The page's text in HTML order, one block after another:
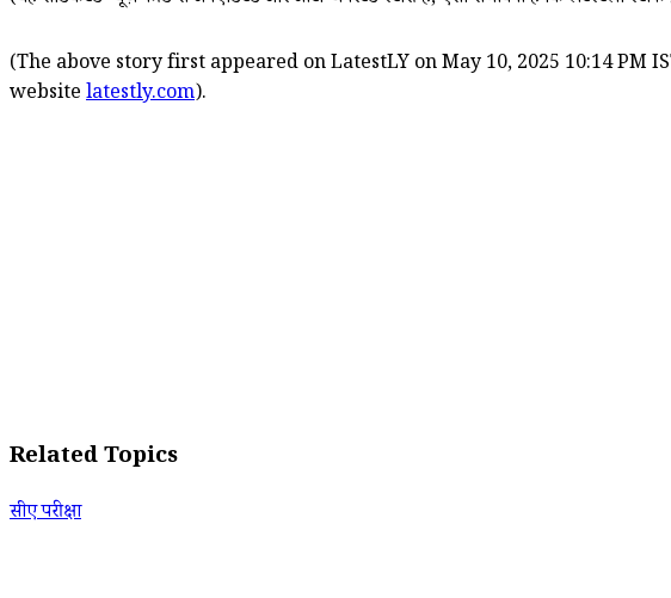
(The above story first appeared on LatestLY on May 10, 2025 10:14
website latestly.com).
Related Topics
सीए परीक्षा